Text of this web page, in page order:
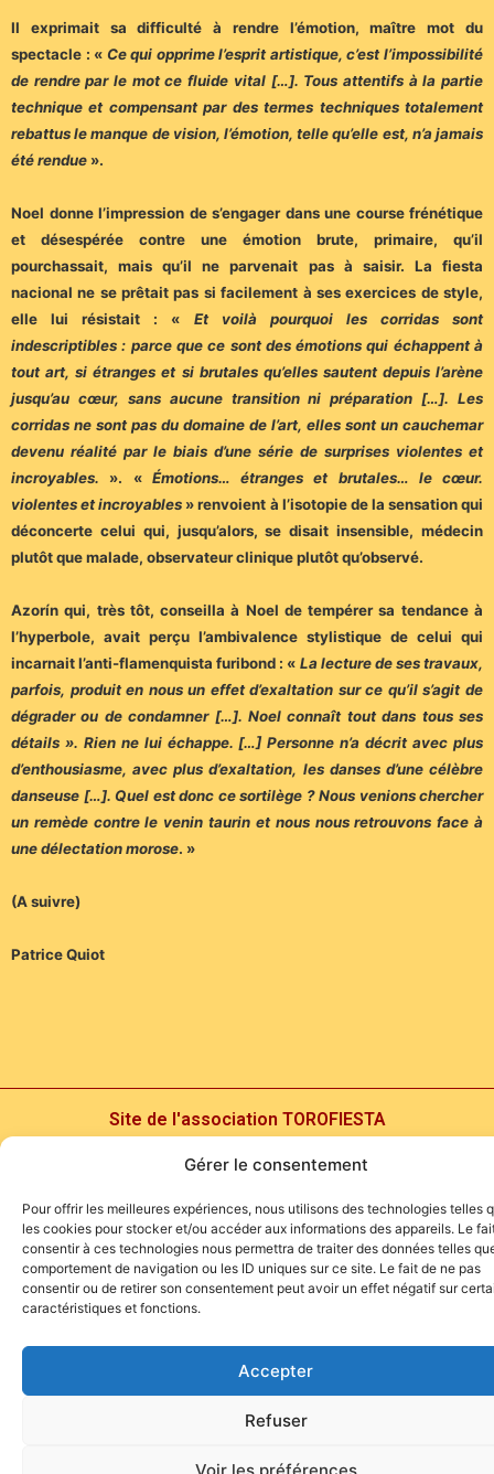
Gérer le consentement
Pour offrir les meilleures expériences, nous utilisons des technologies telles
les cookies pour stocker et/ou accéder aux informations des appareils. Le
consentir à ces technologies nous permettra de traiter des données telles
comportement de navigation ou les ID uniques sur ce site. Le fait de ne pas
consentir ou de retirer son consentement peut avoir un effet négatif sur
caractéristiques et fonctions.
Accepter
Refuser
Voir les préférences
Il exprimait sa difficulté à rendre l’émotion, maître mot du
spectacle : « Ce qui opprime l’esprit artistique, c’est l’impossibilité
de rendre par le mot ce fluide vital […]. Tous attentifs à la partie
technique et compensant par des termes techniques totalement
rebattus le manque de vision, l’émotion, telle qu’elle est, n’a jamais
été rendue ».
Noel donne l’impression de s’engager dans une course frénétique
et désespérée contre une émotion brute, primaire, qu’il
pourchassait, mais qu’il ne parvenait pas à saisir. La fiesta
nacional ne se prêtait pas si facilement à ses exercices de style,
elle lui résistait : « Et voilà pourquoi les corridas sont
indescriptibles : parce que ce sont des émotions qui échappent à
tout art, si étranges et si brutales qu’elles sautent depuis l’arène
jusqu’au cœur, sans aucune transition ni préparation […]. Les
corridas ne sont pas du domaine de l’art, elles sont un cauchemar
devenu réalité par le biais d’une série de surprises violentes et
incroyables. ». « Émotions… étranges et brutales… le cœur.
violentes et incroyables » renvoient à l’isotopie de la sensation qui
déconcerte celui qui, jusqu’alors, se disait insensible, médecin
plutôt que malade, observateur clinique plutôt qu’observé.
Azorín qui, très tôt, conseilla à Noel de tempérer sa tendance à
l’hyperbole, avait perçu l’ambivalence stylistique de celui qui
incarnait l’anti-flamenquista furibond : « La lecture de ses travaux,
parfois, produit en nous un effet d’exaltation sur ce qu’il s’agit de
dégrader ou de condamner […]. Noel connaît tout dans tous ses
détails ». Rien ne lui échappe. […] Personne n’a décrit avec plus
d’enthousiasme, avec plus d’exaltation, les danses d’une célèbre
danseuse […]. Quel est donc ce sortilège ? Nous venions chercher
un remède contre le venin taurin et nous nous retrouvons face à
une délectation morose. »
(A suivre)
Patrice Quiot
Site de l'association TOROFIESTA